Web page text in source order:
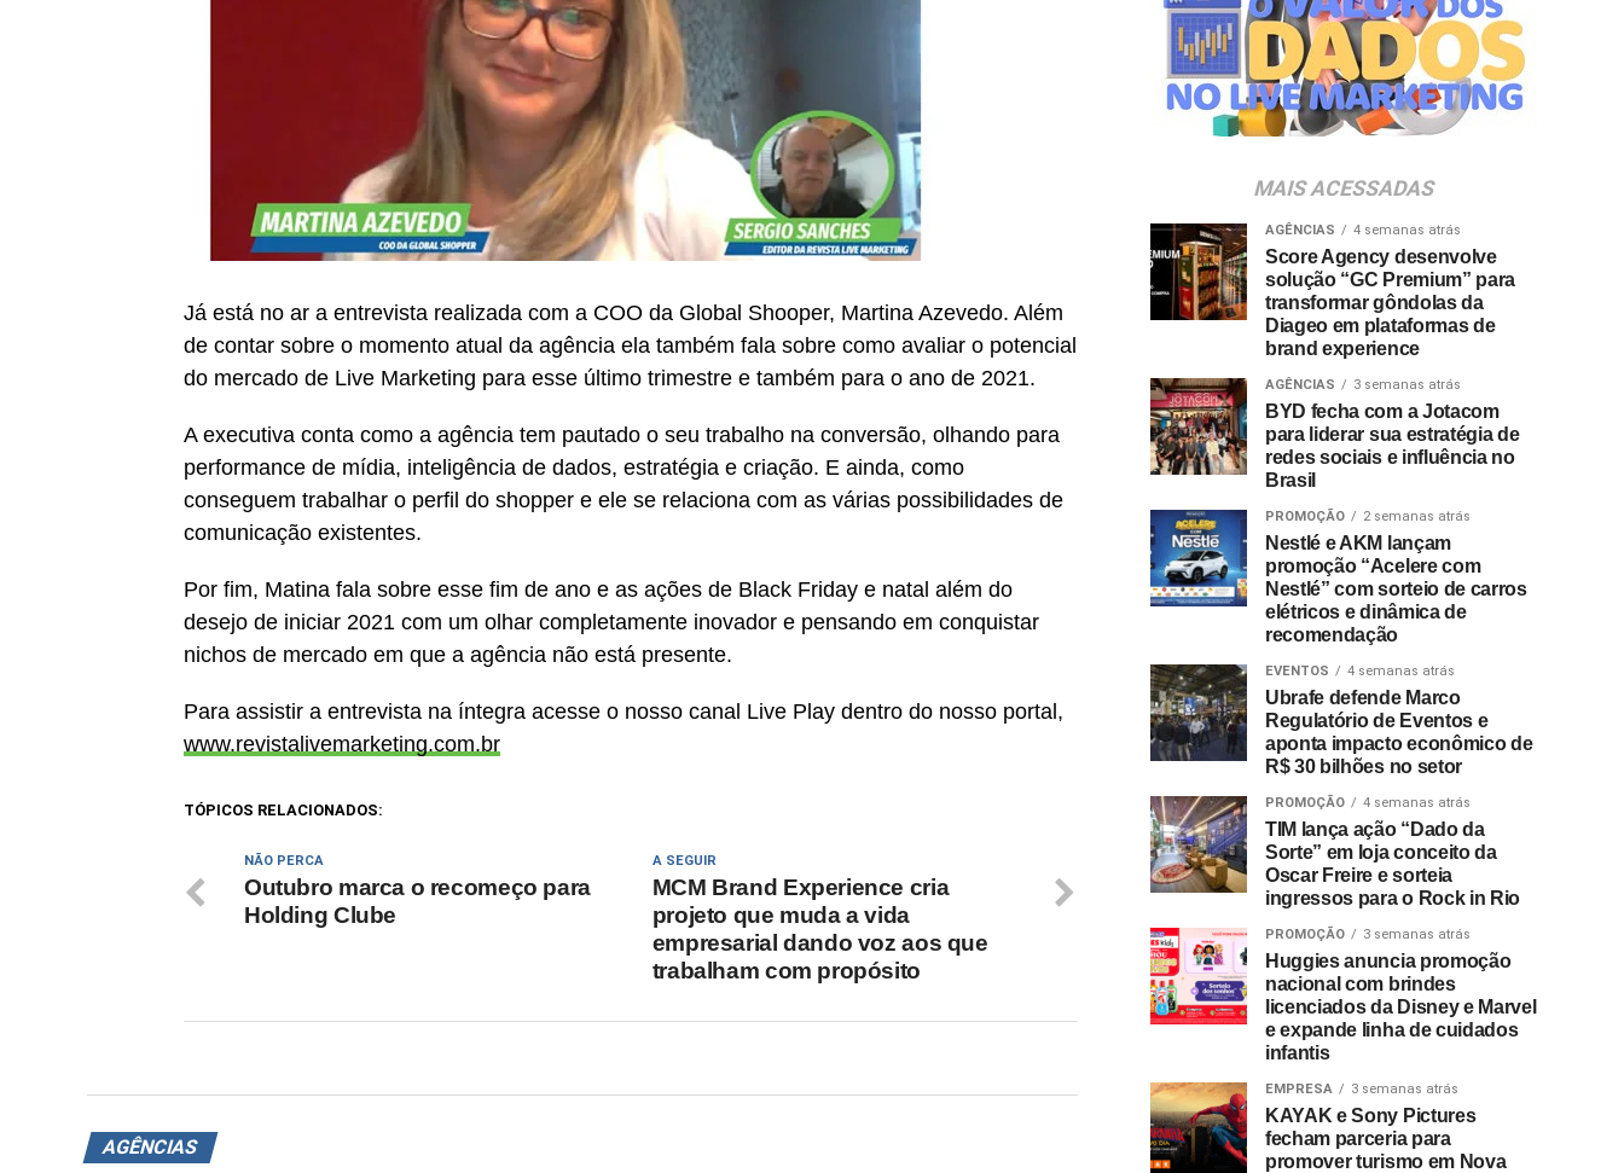
Já está no ar a entrevista realizada com a COO da Global Shooper, Martina Azevedo. Além
de contar sobre o momento atual da agência ela também fala sobre como avaliar o potencial
do mercado de Live Marketing para esse último trimestre e também para o ano de 2021.
A executiva conta como a agência tem pautado o seu trabalho na conversão, olhando para
performance de mídia, inteligência de dados, estratégia e criação. E ainda, como
conseguem trabalhar o perfil do shopper e ele se relaciona com as várias possibilidades de
comunicação existentes.
Por fim, Matina fala sobre esse fim de ano e as ações de Black Friday e natal além do
desejo de iniciar 2021 com um olhar completamente inovador e pensando em conquistar
nichos de mercado em que a agência não está presente.
Para assistir a entrevista na íntegra acesse o nosso canal Live Play dentro do nosso portal,
www.revistalivemarketing.com.br
TÓPICOS RELACIONADOS:
A SEGUIR
MCM Brand Experience cria
projeto que muda a vida
empresarial dando voz aos que
trabalham com propósito
NÃO PERCA
Outubro marca o recomeço para
Holding Clube
AGÊNCIAS
MAIS ACESSADAS
AGÊNCIAS 4 semanas atrás
Score Agency desenvolve
solução “GC Premium” para
transformar gôndolas da
Diageo em plataformas de
brand experience
AGÊNCIAS 3 semanas atrás
BYD fecha com a Jotacom
para liderar sua estratégia de
redes sociais e influência no
Brasil
PROMOÇÃO 2 semanas atrás
Nestlé e AKM lançam
promoção “Acelere com
Nestlé” com sorteio de carros
elétricos e dinâmica de
recomendação
EVENTOS 4 semanas atrás
Ubrafe defende Marco
Regulatório de Eventos e
aponta impacto econômico de
R$ 30 bilhões no setor
PROMOÇÃO 4 semanas atrás
TIM lança ação “Dado da
Sorte” em loja conceito da
Oscar Freire e sorteia
ingressos para o Rock in Rio
PROMOÇÃO 3 semanas atrás
Huggies anuncia promoção
nacional com brindes
licenciados da Disney e Marvel
e expande linha de cuidados
infantis
EMPRESA 3 semanas atrás
KAYAK e Sony Pictures
fecham parceria para
promover turismo em Nova